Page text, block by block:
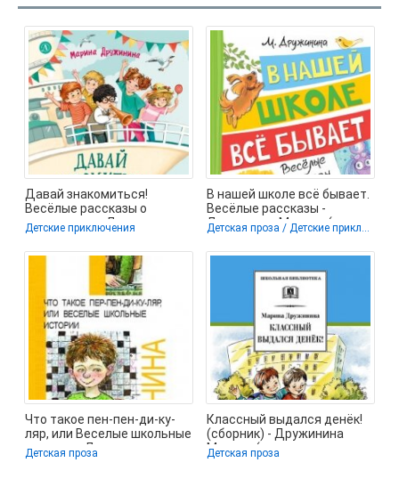
Давай знакомиться!
Весёлые рассказы о
школьниках - Дружинина
Марина (читаем
Детские приключения
В нашей школе всё бывает.
Весёлые рассказы -
Дружинина Марина (книги
хорошего
Детская проза / Детские приключения
Что такое пен-пен-ди-ку-
ляр, или Веселые школьные
истории - Дружинина
Марина
Детская проза
Классный выдался денёк!
(сборник) - Дружинина
Марина (полная версия
книги TXT) 📗
Детская проза